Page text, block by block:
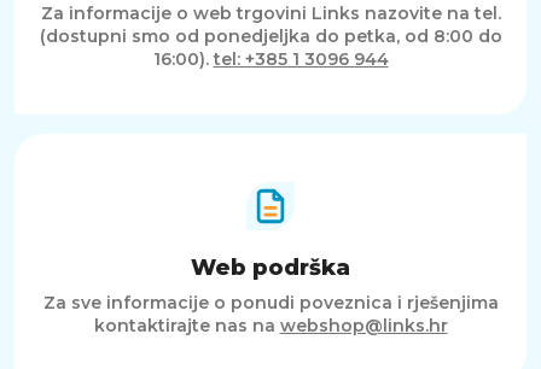
Za informacije o web trgovini Links nazovite na tel.
(dostupni smo od ponedjeljka do petka, od 8:00 do
16:00).tel: +385 1 3096 944
Web podrška
Za sve informacije o ponudi poveznica i rješenjima
kontaktirajte nas na webshop@links.hr